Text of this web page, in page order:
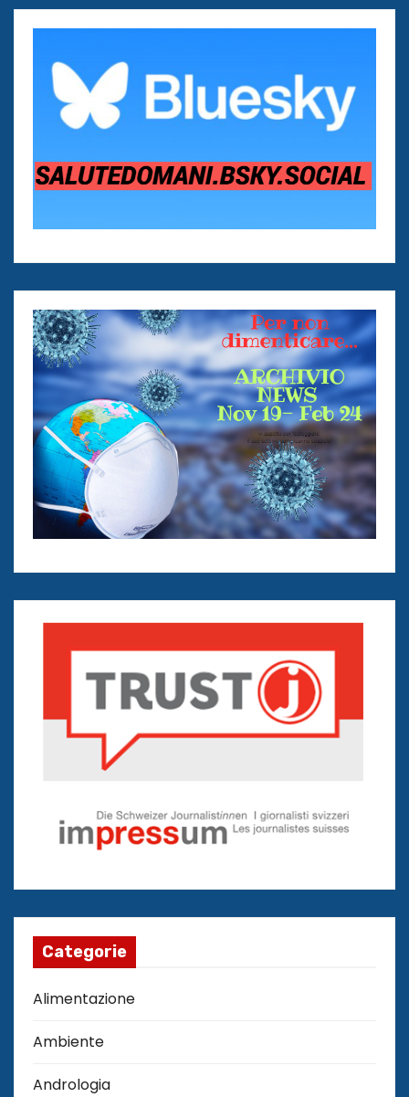
Categorie
Alimentazione
Ambiente
Andrologia